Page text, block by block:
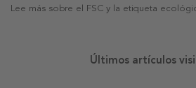
Lee más sobre el FSC y la etiqueta
Últimos artículos